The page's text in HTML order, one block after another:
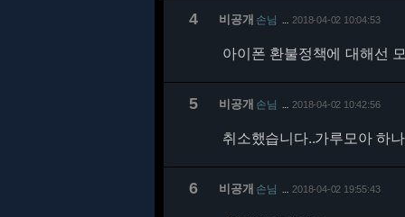
4 비공개 손님 2018-04-02 10:04:53
아이폰 환불정책에 대해선
5 비공개 손님 2018-04-02 10:42:56
취소했습니다..가루모아 하
6 비공개 손님 2018-04-02 19:55:43